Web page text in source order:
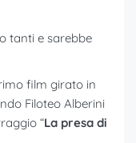
tanti e sarebbe
film girato in
Filoteo Alberini
“La presa di